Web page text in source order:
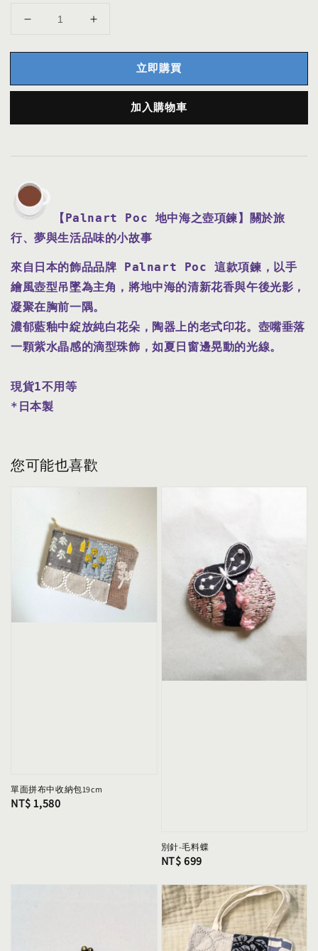
立即購買
加入購物車
【Palnart Poc 地中海之壺項鍊】關於旅
行、夢與生活品味的小故事
來自日本的飾品品牌 Palnart Poc 這款項鍊，以手
繪風壺型吊墜為主角，將地中海的清新花香與午後光影，
凝聚在胸前一隅。
濃郁藍釉中綻放純白花朵，陶器上的老式印花。壺嘴垂落
現貨1不用等
*日本製
您可能也喜歡
單面拼布中收納包19cm
Regular
NT$ 1,580
別針-毛料蝶
Regular
NT$ 699